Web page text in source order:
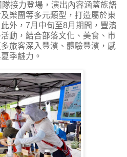
接力登場，演出內容涵蓋族語
樂團等多元類型，打造屬於東
外，7月中旬至8月期間，豐濱
動，結合部落文化、美食、市
旅客深入豐濱、體驗豐濱，感
季魅力。